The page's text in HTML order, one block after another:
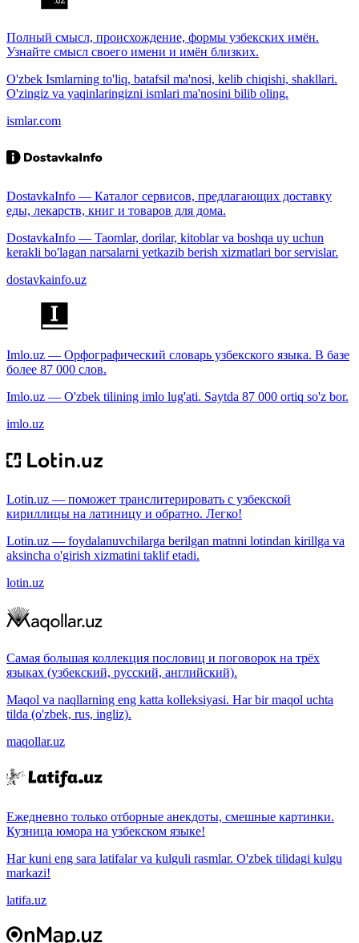
Полный смысл, происхождение, формы узбекских имён.
Узнайте смысл своего имени и имён близких.
O'zbek Ismlarning to'liq, batafsil ma'nosi, kelib chiqishi, shakllari.
O'zingiz va yaqinlaringizni ismlari ma'nosini bilib oling.
ismlar.com
DostavkaInfo — Каталог сервисов, предлагающих доставку
еды, лекарств, книг и товаров для дома.
DostavkaInfo — Taomlar, dorilar, kitoblar va boshqa uy uchun
kerakli bo'lagan narsalarni yetkazib berish xizmatlari bor servislar.
dostavkainfo.uz
Imlo.uz — Орфографический словарь узбекского языка. В базе
более 87 000 слов.
Imlo.uz — O'zbek tilining imlo lug'ati. Saytda 87 000 ortiq so'z bor.
imlo.uz
Lotin.uz — поможет транслитерировать с узбекской
кириллицы на латиницу и обратно. Легко!
Lotin.uz — foydalanuvchilarga berilgan matnni lotindan kirillga va
aksincha o'girish xizmatini taklif etadi.
lotin.uz
Самая большая коллекция пословиц и поговорок на трёх
языках (узбекский, русский, английский).
Maqol va naqllarning eng katta kolleksiyasi. Har bir maqol uchta
tilda (o'zbek, rus, ingliz).
maqollar.uz
Ежедневно только отборные анекдоты, смешные картинки.
Кузница юмора на узбекском языке!
Har kuni eng sara latifalar va kulguli rasmlar. O'zbek tilidagi kulgu
markazi!
latifa.uz